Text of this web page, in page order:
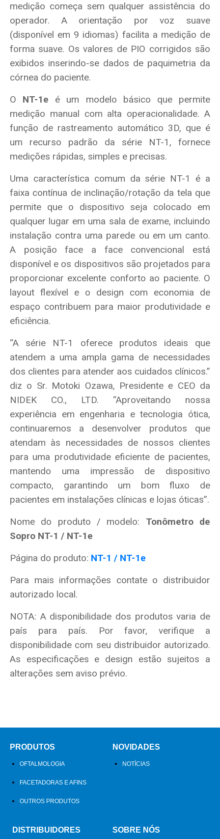
medição começa sem qualquer assistência do
operador. A orientação por voz suave
(disponível em 9 idiomas) facilita a medição de
forma suave. Os valores de PIO corrigidos são
exibidos inserindo-se dados de paquimetria da
córnea do paciente.
O NT-1e é um modelo básico que permite
medição manual com alta operacionalidade. A
função de rastreamento automático 3D, que é
um recurso padrão da série NT-1, fornece
medições rápidas, simples e precisas.
Uma característica comum da série NT-1 é a
faixa contínua de inclinação/rotação da tela que
permite que o dispositivo seja colocado em
qualquer lugar em uma sala de exame, incluindo
instalação contra uma parede ou em um canto.
A posição face a face convencional está
disponível e os dispositivos são projetados para
proporcionar excelente conforto ao paciente. O
layout flexível e o design com economia de
espaço contribuem para maior produtividade e
eficiência.
“A série NT-1 oferece produtos ideais que
atendem a uma ampla gama de necessidades
dos clientes para atender aos cuidados clínicos.”
diz o Sr. Motoki Ozawa, Presidente e CEO da
NIDEK CO., LTD. “Aproveitando nossa
experiência em engenharia etecnologia ótica,
continuaremos a desenvolver produtos que
atendam às necessidades de nossos clientes
para uma produtividade eficiente de pacientes,
mantendo uma impressão de dispositivo
compacto, garantindo um bom fluxo de
pacientes em instalações clínicas e lojas óticas”.
Nome do produto / modelo: Tonômetro de
Sopro NT-1 / NT-1e
Página do produto: NT-1 / NT-1e
Para mais informações contate o distribuidor
autorizado local.
NOTA: A disponibilidade dos produtos varia de
país para país. Por favor, verifique a
disponibilidade com seu distribuidor autorizado.
As especificações e design estão sujeitos a
alterações sem aviso prévio.
PRODUTOS
OFTALMOLOGIA
FACETADORAS E AFINS
OUTROS PRODUTOS
NOVIDADES
NOTÍCIAS
DISTRIBUIDORES SOBRE NÓS